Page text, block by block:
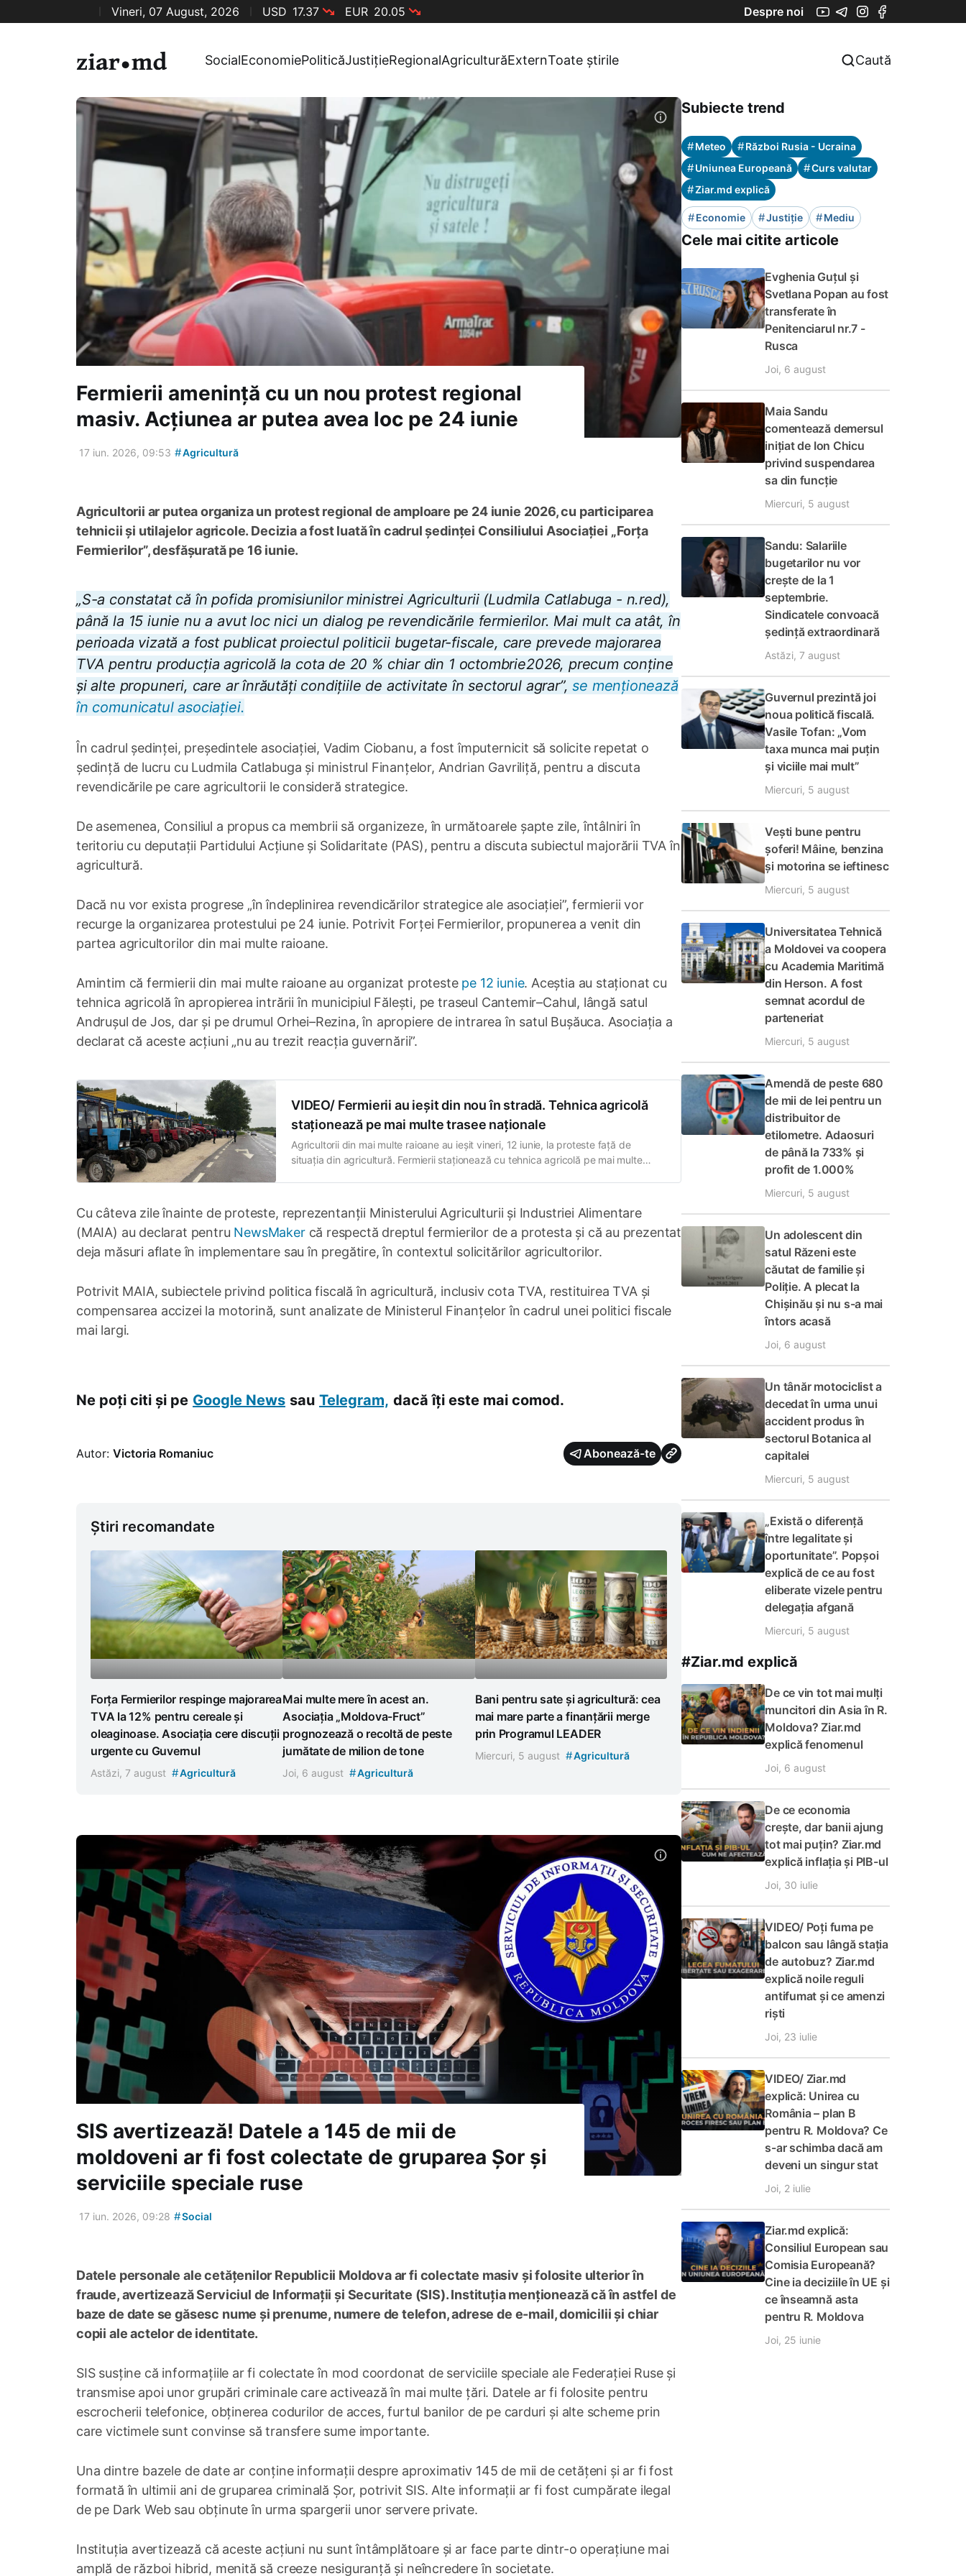
Vineri, 07 August, 2026 USD 17.37 EUR 20.05 Despre noi
SocialEconomiePoliticăJustițieRegionalAgriculturăExternToate știrile Caută
Fermierii amenință cu un nou protest regional
masiv. Acțiunea ar putea avea loc pe 24 iunie
17 iun. 2026, 09:53 #Agricultură
Agricultorii ar putea organiza un protest regional de amploare pe 24 iunie 2026, cu participarea
tehnicii și utilajelor agricole. Decizia a fost luată în cadrul ședinței Consiliului Asociației „Forța
Fermierilor”, desfășurată pe 16 iunie.
„S-a constatat că în pofida promisiunilor ministrei Agriculturii (Ludmila Catlabuga - n.red),
până la 15 iunie nu a avut loc nici un dialog pe revendicările fermierilor. Mai mult ca atât, în
perioada vizată a fost publicat proiectul politicii bugetar-fiscale, care prevede majorarea
TVA pentru producția agricolă la cota de 20 % chiar din 1 octombrie2026, precum conține
și alte propuneri, care ar înrăutăți condițiile de activitate în sectorul agrar”,se menționează
în comunicatul asociației.
În cadrul ședinței, președintele asociației, Vadim Ciobanu, a fost împuternicit să solicite repetat o
ședință de lucru cu Ludmila Catlabuga și ministrul Finanțelor, Andrian Gavriliță, pentru a discuta
revendicările pe care agricultorii le consideră strategice.
De asemenea, Consiliul a propus ca membrii să organizeze, în următoarele șapte zile, întâlniri în
teritoriu cu deputații Partidului Acțiune și Solidaritate (PAS), pentru a discuta subiectul majorării TVA în
agricultură.
Dacă nu vor exista progrese „în îndeplinirea revendicărilor strategice ale asociației”, fermierii vor
recurge la organizarea protestului pe 24 iunie. Potrivit Forței Fermierilor, propunerea a venit din
partea agricultorilor din mai multe raioane.
Amintim că fermierii din mai multe raioane au organizat protestepe 12 iunie. Aceștia au staționat cu
tehnica agricolă în apropierea intrării în municipiul Fălești, pe traseul Cantemir–Cahul, lângă satul
Andrușul de Jos, dar și pe drumul Orhei–Rezina, în apropiere de intrarea în satul Bușăuca. Asociația a
declarat că aceste acțiuni „nu au trezit reacția guvernării”.
VIDEO/ Fermierii au ieșit din nou în stradă. Tehnica agricolă
staționează pe mai multe trasee naționale
Agricultorii din mai multe raioane au ieșit vineri, 12 iunie, la proteste față de
situația din agricultură. Fermierii staționează cu tehnica agricolă pe mai multe
Cu câteva zile înainte de proteste, reprezentanții Ministerului Agriculturii și Industriei Alimentare
(MAIA) au declarat pentru NewsMakercă respectă dreptul fermierilor de a protesta și că au prezentat
deja măsuri aflate în implementare sau în pregătire, în contextul solicitărilor agricultorilor.
Potrivit MAIA, subiectele privind politica fiscală în agricultură, inclusiv cota TVA, restituirea TVA și
compensarea accizei la motorină, sunt analizate de Ministerul Finanțelor în cadrul unei politici fiscale
mai largi.
Ne poți citi și pe Google News sau Telegram, dacă îți este mai comod.
Autor: Victoria Romaniuc Abonează-te
Știri recomandate
Forța Fermierilor respinge majorarea
TVA la 12% pentru cereale și
oleaginoase. Asociația cere discuții
urgente cu Guvernul
Astăzi, 7 august #Agricultură
Mai multe mere în acest an.
Asociația „Moldova-Fruct”
prognozează o recoltă de peste
jumătate de milion de tone
Joi, 6 august #Agricultură
Bani pentru sate și agricultură: cea
mai mare parte a finanțării merge
prin Programul LEADER
Miercuri, 5 august #Agricultură
SIS avertizează! Datele a 145 de mii de
moldoveni ar fi fost colectate de gruparea Șor și
serviciile speciale ruse
17 iun. 2026, 09:28 #Social
Datele personale ale cetățenilor Republicii Moldova ar fi colectate masiv și folosite ulterior în
fraude, avertizează Serviciul de Informații și Securitate (SIS). Instituția menționează că în astfel de
baze de date se găsesc nume și prenume, numere de telefon, adrese de e-mail, domicilii și chiar
copii ale actelor de identitate.
SIS susține că informațiile ar fi colectate în mod coordonat de serviciile speciale ale Federației Ruse și
transmise apoi unor grupări criminale care activează în mai multe țări. Datele ar fi folosite pentru
escrocherii telefonice, obținerea codurilor de acces, furtul banilor de pe carduri și alte scheme prin
care victimele sunt convinse să transfere sume importante.
Una dintre bazele de date ar conține informații despre aproximativ 145 de mii de cetățeni și ar fi fost
formată în ultimii ani de gruparea criminală Șor, potrivit SIS. Alte informații ar fi fost cumpărate ilegal
de pe Dark Web sau obținute în urma spargerii unor servere private.
Instituția avertizează că aceste acțiuni nu sunt întâmplătoare și ar face parte dintr-o operațiune mai
amplă de război hibrid, menită să creeze nesiguranță și neîncredere în societate.
Subiecte trend
#Meteo #Război Rusia - Ucraina
#Uniunea Europeană #Curs valutar
#Ziar.md explică
#Economie #Justiție #Mediu
Cele mai citite articole
Evghenia Guțul și
Svetlana Popan au fost
transferate în
Penitenciarul nr.7 -
Rusca
Joi, 6 august
Maia Sandu
comentează demersul
inițiat de Ion Chicu
privind suspendarea
sa din funcție
Miercuri, 5 august
Sandu: Salariile
bugetarilor nu vor
crește de la 1
septembrie.
Sindicatele convoacă
ședință extraordinară
Astăzi, 7 august
Guvernul prezintă joi
noua politică fiscală.
Vasile Tofan: „Vom
taxa munca mai puțin
și viciile mai mult”
Miercuri, 5 august
Vești bune pentru
șoferi! Mâine, benzina
și motorina se ieftinesc
Miercuri, 5 august
Universitatea Tehnică
a Moldovei va coopera
cu Academia Maritimă
din Herson. A fost
semnat acordul de
parteneriat
Miercuri, 5 august
Amendă de peste 680
de mii de lei pentru un
distribuitor de
etilometre. Adaosuri
de până la 733% și
profit de 1.000%
Miercuri, 5 august
Un adolescent din
satul Răzeni este
căutat de familie și
Poliție. A plecat la
Chișinău și nu s-a mai
întors acasă
Joi, 6 august
Un tânăr motociclist a
decedat în urma unui
accident produs în
sectorul Botanica al
capitalei
Miercuri, 5 august
„Există o diferență
între legalitate și
oportunitate”. Popșoi
explică de ce au fost
eliberate vizele pentru
delegația afgană
Miercuri, 5 august
#Ziar.md explică
De ce vin tot mai mulți
muncitori din Asia în R.
Moldova? Ziar.md
explică fenomenul
Joi, 6 august
De ce economia
crește, dar banii ajung
tot mai puțin? Ziar.md
explică inflația și PIB-ul
Joi, 30 iulie
VIDEO/ Poți fuma pe
balcon sau lângă stația
de autobuz? Ziar.md
explică noile reguli
antifumat și ce amenzi
riști
Joi, 23 iulie
VIDEO/ Ziar.md
explică: Unirea cu
România – plan B
pentru R. Moldova? Ce
s-ar schimba dacă am
deveni un singur stat
Joi, 2 iulie
Ziar.md explică:
Consiliul European sau
Comisia Europeană?
Cine ia deciziile în UE și
ce înseamnă asta
pentru R. Moldova
Joi, 25 iunie